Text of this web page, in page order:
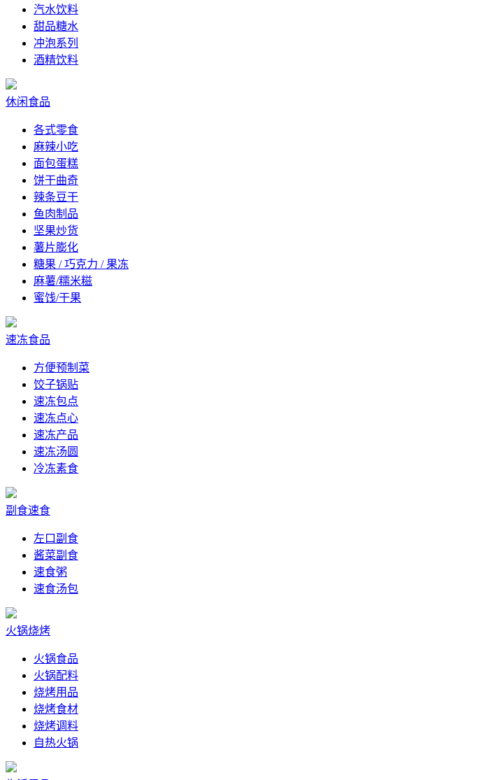
汽水饮料
甜品糖水
冲泡系列
酒精饮料
休闲食品
各式零食
麻辣小吃
面包蛋糕
饼干曲奇
辣条豆干
鱼肉制品
坚果炒货
薯片膨化
糖果 / 巧克力 / 果冻
麻薯/糯米糍
蜜饯/干果
速冻食品
方便预制菜
饺子锅贴
速冻包点
速冻点心
速冻产品
速冻汤圆
冷冻素食
副食速食
左口副食
酱菜副食
速食粥
速食汤包
火锅烧烤
火锅食品
火锅配料
烧烤用品
烧烤食材
烧烤调料
自热火锅